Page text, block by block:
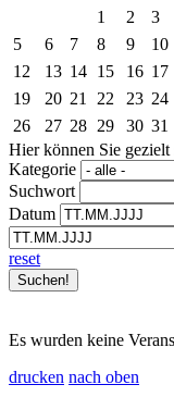
1
2 3
5
6 7 8 9 10
12
13 14 15 16 17
19
20 21 22 23 24
26
27 28 29 30 31
Hier können Sie gezielt
Kategorie
Suchwort
Datum
reset
Es wurden keine
drucken nach oben